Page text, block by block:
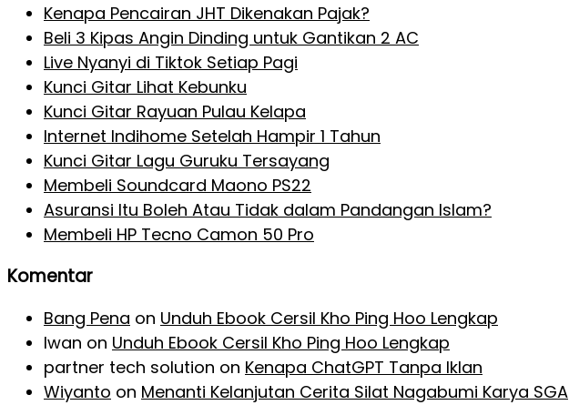
Kenapa Pencairan JHT Dikenakan Pajak?
Beli 3 Kipas Angin Dinding untuk Gantikan 2 AC
Live Nyanyi di Tiktok Setiap Pagi
Kunci Gitar Lihat Kebunku
Kunci Gitar Rayuan Pulau Kelapa
Internet Indihome Setelah Hampir 1 Tahun
Kunci Gitar Lagu Guruku Tersayang
Membeli Soundcard Maono PS22
Asuransi Itu Boleh Atau Tidak dalam Pandangan Islam?
Membeli HP Tecno Camon 50 Pro
Komentar
Bang Pena on Unduh Ebook Cersil Kho Ping Hoo Lengkap
Iwan on Unduh Ebook Cersil Kho Ping Hoo Lengkap
partner tech solution on Kenapa ChatGPT Tanpa Iklan
Wiyanto on Menanti Kelanjutan Cerita Silat Nagabumi Karya SGA